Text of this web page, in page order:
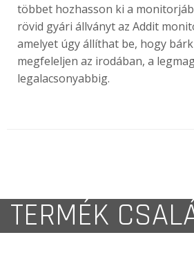
többet hozhasson ki a
rövid gyári állványt az Addit
amelyet úgy állíthat be, hogy
megfeleljen az irodában, a
legalacsonyabbig.
TERMÉK